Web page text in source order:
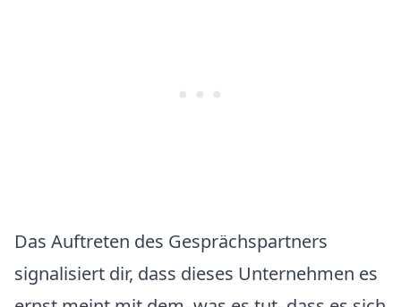
Das Auftreten des Gesprächspartners
signalisiert dir, dass dieses Unternehmen es